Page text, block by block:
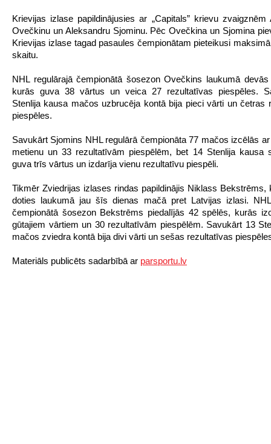
Krievijas izlase papildinājusies ar „Capitals” krievu zvaigznēm
Ovečkinu un Aleksandru Sjominu. Pēc Ovečkina un Sjomina
Krievijas izlase tagad pasaules čempionātam pieteikusi
skaitu.
NHL regulārajā čempionātā šosezon Ovečkins laukumā
kurās guva 38 vārtus un veica 27 rezultatīvas piespēles.
Stenlija kausa mačos uzbrucēja kontā bija pieci vārti un četras
piespēles.
Savukārt Sjomins NHL regulārā čempionāta 77 mačos izcēlās
metienu un 33 rezultatīvām piespēlēm, bet 14 Stenlija kausa
guva trīs vārtus un izdarīja vienu rezultatīvu piespēli.
Tikmēr Zviedrijas izlases rindas papildinājis Niklass Bekstrēms,
doties laukumā jau šīs dienas mačā pret Latvijas izlasi.
čempionātā šosezon Bekstrēms piedalījās 42 spēlēs, kurās
gūtajiem vārtiem un 30 rezultatīvām piespēlēm. Savukārt 13
mačos zviedra kontā bija divi vārti un sešas rezultatīvas
Materiāls publicēts sadarbībā ar parsportu.lv